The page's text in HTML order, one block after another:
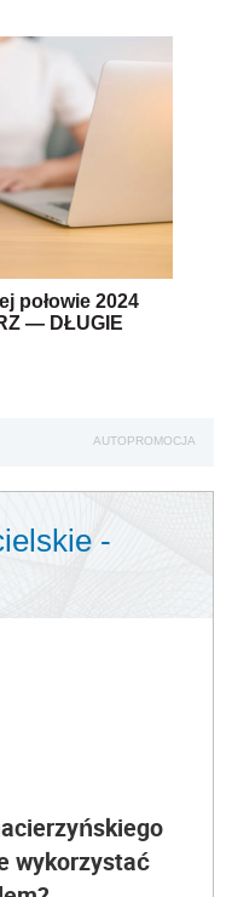
połowie 2024
— DŁUGIE
AUTOPROMOCJA
-
wykorzystać